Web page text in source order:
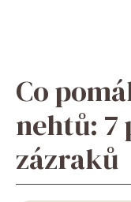
Co
nehtů:
zázraků